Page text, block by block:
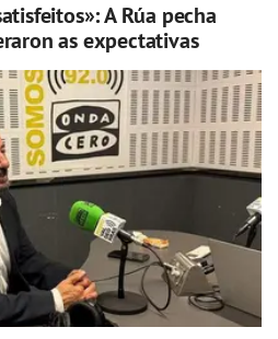
A Rúa pecha
as expectativas